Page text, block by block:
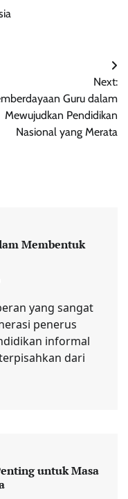
Next:
Guru dalam
Mewujudkan Pendidikan
Nasional yang Merata
Membentuk
yang sangat
penerus
informal
dari
untuk Masa